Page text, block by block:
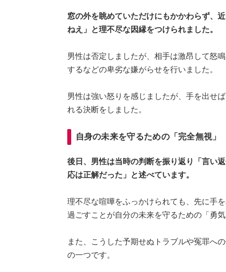
窓の外を眺めていただけにもかかわらず、
ねえ」と理不尽な因縁をつけられました。
男性は否定しましたが、相手は激昂して怒
するなどの卑劣な嫌がらせを行いました。
男性は強い怒りを感じましたが、手を出せ
れる決断をしました。
自身の未来を守るための「完全無視」
後日、男性は当時の判断を振り返り「言い
応は正解だった」と述べています。
理不尽な喧嘩をふっかけられても、先に手
過ごすことが自分の未来を守るための「勇
また、こうした予期せぬトラブルや冤罪へ
の一つです。